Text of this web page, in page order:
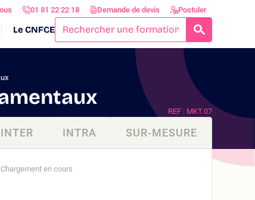
01 81 22 22 18 Demande de devis Postuler
Le CNFCE
REF : MKT.07
INTER INTRA SUR-MESURE